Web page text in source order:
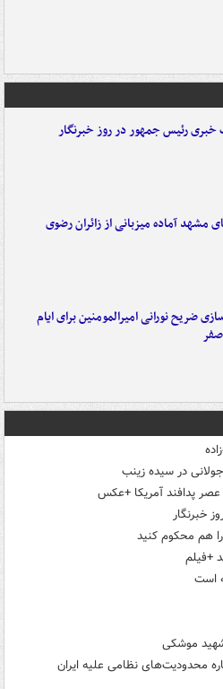
رئیس جمهور در روز خبرنگار
مشهد آماده میزبانی از زائران رضوی
ضریح نورانی امیرالمومنین برای ایام
صفر
در سیده زینب
خبرنگار
هم محکوم کنید
+فیلم
است
شهید موشکی
محدودیت‌های نظامی علیه ایران